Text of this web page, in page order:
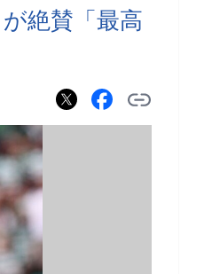
絶賛「最高